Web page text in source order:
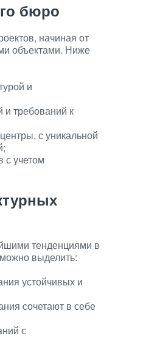
бюро
начиная от
объектами. Ниже
и
и требований к
с уникальной
с учетом
тенденциями в
выделить:
устойчивых и
сочетают в себе
с